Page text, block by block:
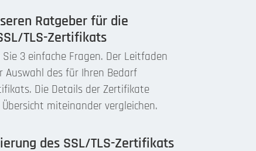
Ratgeber für die
TLS-Zertifikats
3 einfache Fragen. Der Leitfaden
Auswahl des für Ihren Bedarf
Die Details der Zertifikate
miteinander vergleichen.
des SSL/TLS-Zertifikats